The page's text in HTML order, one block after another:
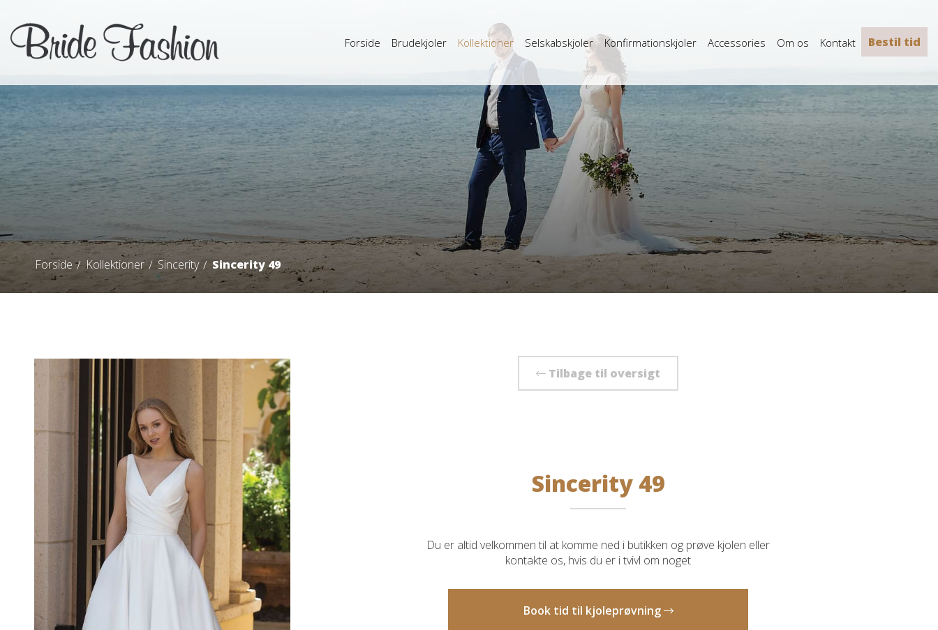
Forside Brudekjoler Kollektioner Selskabskjoler Konfirmationskjoler Accessories Om os Kontakt Bestil tid
Forside Kollektioner Sincerity Sincerity 49
Tilbage til oversigt
Sincerity 49
Du er altid velkommen til at komme ned i butikken og prøve kjolen eller
kontakte os, hvis du er i tvivl om noget
Book tid til kjoleprøvning